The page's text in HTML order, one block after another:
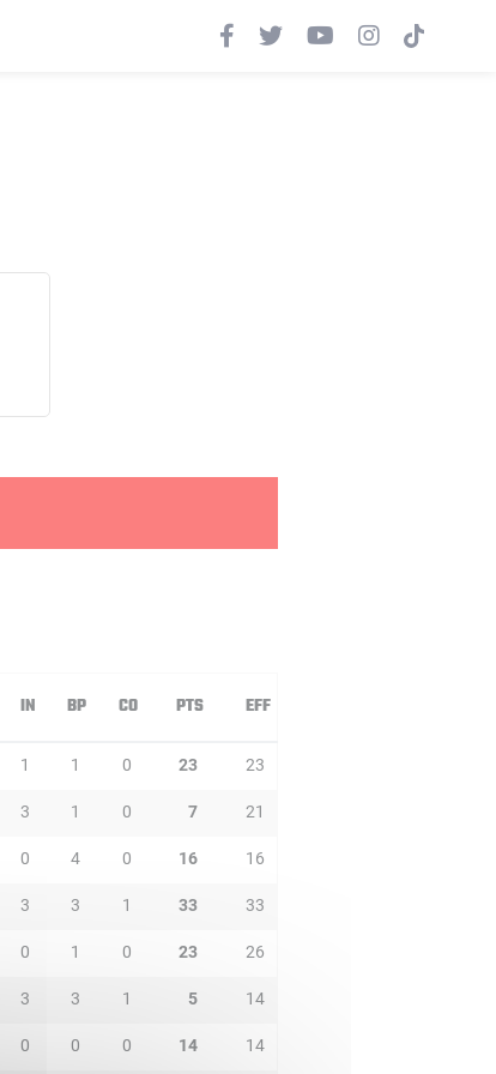
IN BP CO PTS EFF
1 1 0 23 23
3 1 0 7 21
0 4 0 16 16
3 3 1 33 33
0 1 0 23 26
3 3 1 5 14
0 0 0 14 14